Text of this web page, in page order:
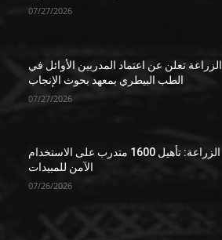
07/27/2026
الزراعة تعلن عن اعتماد المدربين الأوائل في
الطب البيطري بمعهد بحوث الإنجاب
07/27/2026
الزراعة: تأهيل 1600 متدرب على الاستخدام
الآمن للمبيدات
07/26/2026